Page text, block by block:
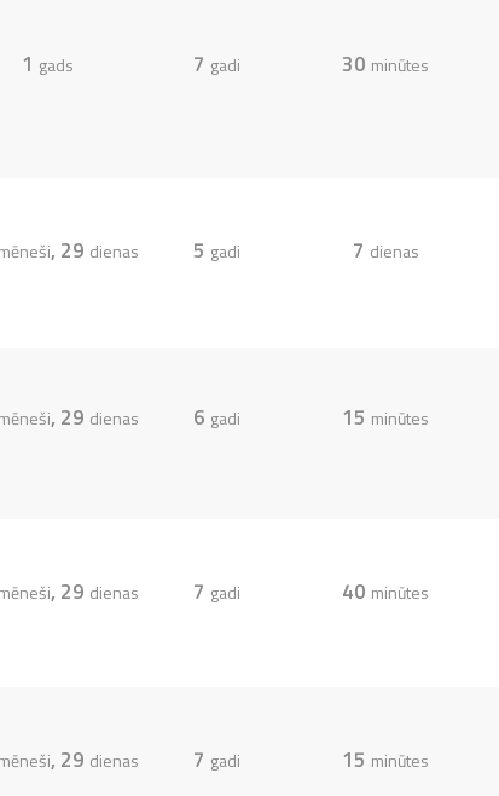
1 gads 7 gadi 30 minūtes
mēneši, 29 dienas 5 gadi 7 dienas
mēneši, 29 dienas 6 gadi 15 minūtes
mēneši, 29 dienas 7 gadi 40 minūtes
mēneši, 29 dienas 7 gadi 15 minūtes